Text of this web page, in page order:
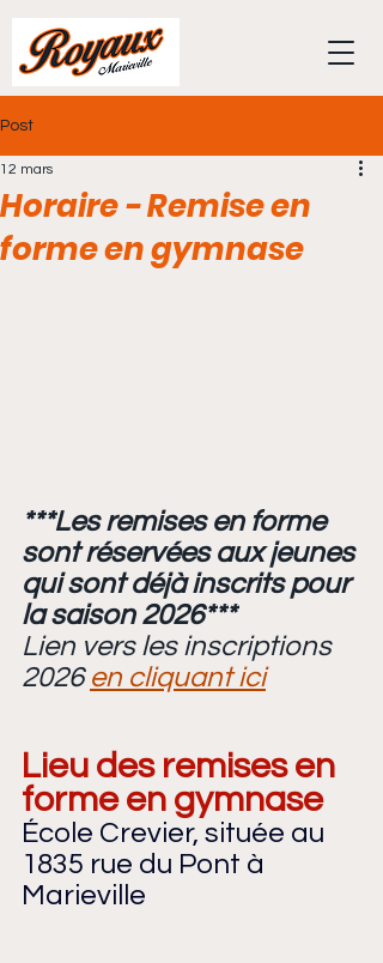
Post
Horaire - Remise en
forme en gymnase
12 mars
***Les remises en forme
sont réservées aux jeunes
qui sont déjà inscrits pour
la saison 2026***
Lien vers les inscriptions
2026 en cliquant ici
Lieu des remises en
forme en gymnase
École Crevier, située au
1835 rue du Pont à
Marieville